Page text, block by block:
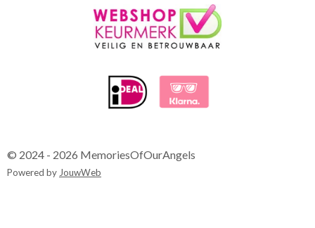
© 2024 - 2026 MemoriesOfOurAngels
Powered byJouwWeb